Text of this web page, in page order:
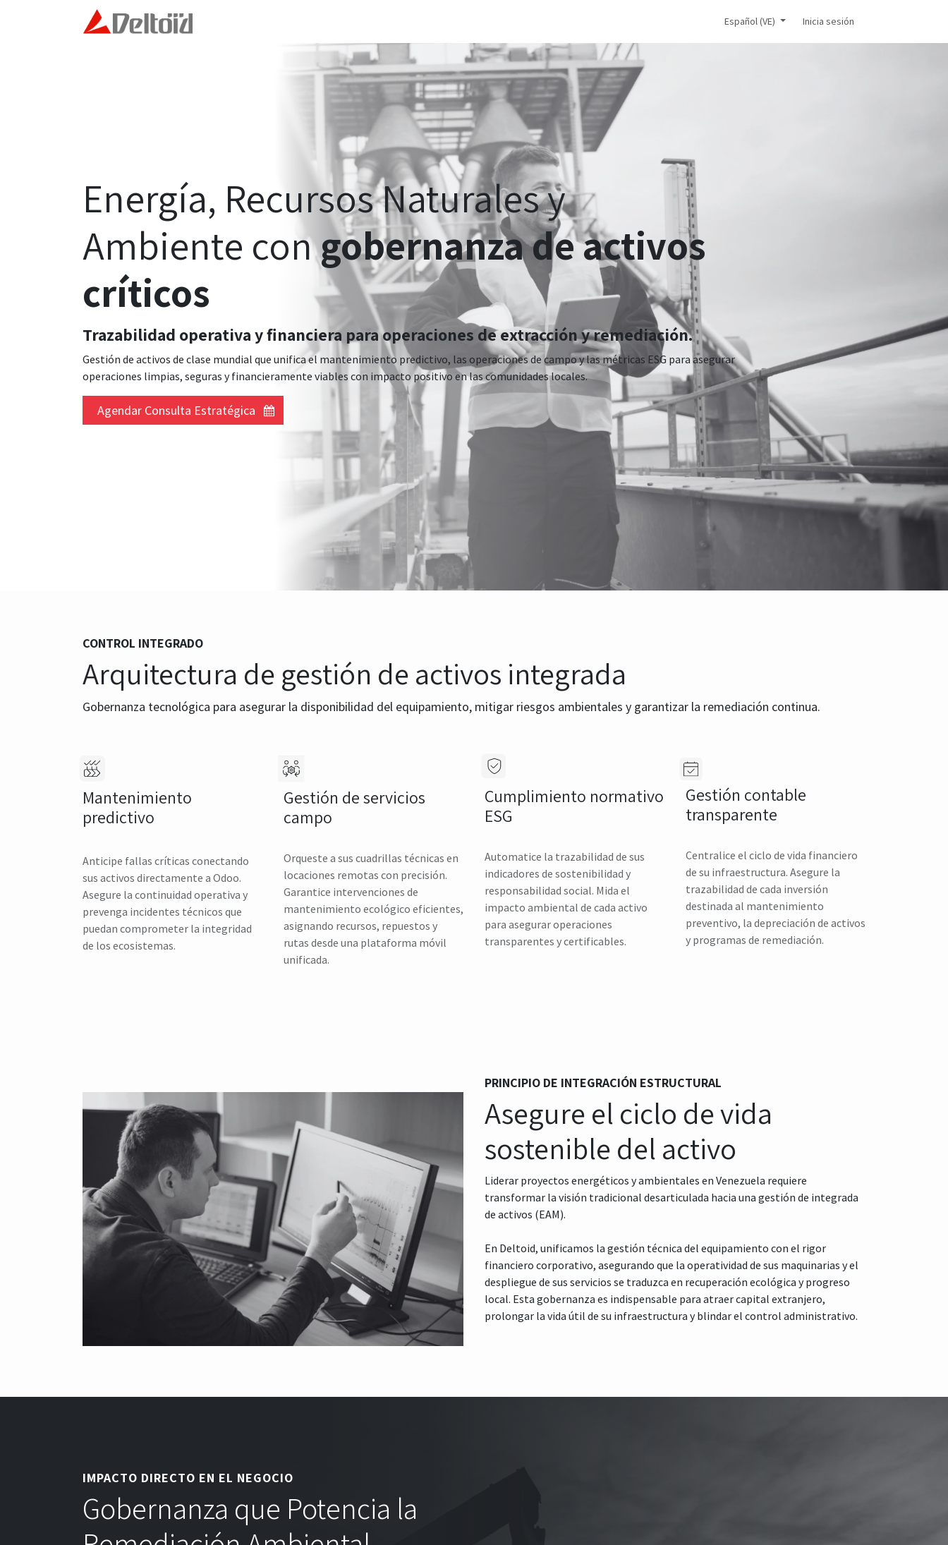
Español (VE) Inicia sesión
Energía, Recursos Naturales y
Ambiente congobernanza de activos
críticos
Trazabilidad operativa y financiera para operaciones de extracción y remediación.
Gestión de activos de clase mundial que unifica el mantenimiento predictivo, las operaciones de campo y las métricas ESG para asegurar
operaciones limpias, seguras y financieramente viables con impacto positivo en las comunidades locales.
Agendar Consulta Estratégica
CONTROL INTEGRADO
Arquitectura de gestión de activos integrada
Gobernanza tecnológica para asegurar la disponibilidad del equipamiento, mitigar riesgos ambientales y garantizar la remediación continua.
Mantenimiento
predictivo
Anticipe fallas críticas conectando
sus activos directamente a Odoo.
Asegure la continuidad operativa y
prevenga incidentes técnicos que
puedan comprometer la integridad
de los ecosistemas.
Gestión de servicios
campo
Orqueste a sus cuadrillas técnicas en
locaciones remotas con precisión.
Garantice intervenciones de
mantenimiento ecológico eficientes,
asignando recursos, repuestos y
rutas desde una plataforma móvil
unificada.
Cumplimiento normativo
ESG
Automatice la trazabilidad de sus
indicadores de sostenibilidad y
responsabilidad social. Mida el
impacto ambiental de cada activo
para asegurar operaciones
transparentes y certificables.
Gestión contable
transparente
Centralice el ciclo de vida financiero
de su infraestructura. Asegure la
trazabilidad de cada inversión
destinada al mantenimiento
preventivo, la depreciación de activos
y programas de remediación.
PRINCIPIO DE INTEGRACIÓN ESTRUCTURAL
Asegure el ciclo de vida
sostenible del activo
Liderar proyectos energéticos y ambientales en Venezuela requiere
transformar la visión tradicional desarticulada hacia una gestión de integrada
de activos (EAM).
En Deltoid, unificamos la gestión técnica del equipamiento con el rigor
financiero corporativo, asegurando que la operatividad de sus maquinarias y el
despliegue de sus servicios se traduzca en recuperación ecológica y progreso
local. Esta gobernanza es indispensable para atraer capital extranjero,
prolongar la vida útil de su infraestructura y blindar el control administrativo.
IMPACTO DIRECTO EN EL NEGOCIO
Gobernanza que Potencia la